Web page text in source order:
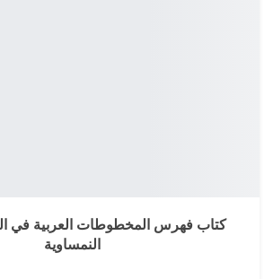
كتاب فهرس المخطوطات العربية في
النمساوية